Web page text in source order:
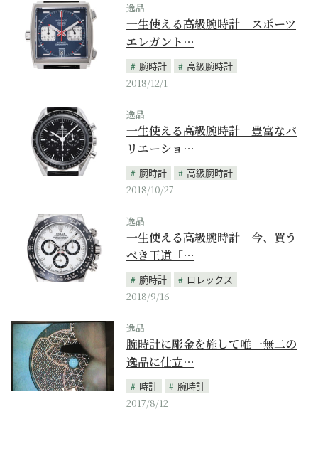
逸品
一生使える高級腕時計｜スポーツ
エレガント…
腕時計
高級腕時計
2018/12/1
逸品
一生使える高級腕時計｜豊富なバ
リエーショ…
腕時計
高級腕時計
2018/10/27
逸品
一生使える高級腕時計｜今、買う
べき王道「…
腕時計
ロレックス
2018/9/16
逸品
腕時計に彫金を施して唯一無二の
逸品に仕立…
時計
腕時計
2017/8/12